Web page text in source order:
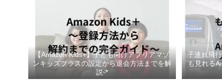
【Amazon Kids+】子ども向けアプリアマゾ
ンキッズプラスの設定から退会方法までを解
説ᵕ̈*
子連れ飛
も見れる